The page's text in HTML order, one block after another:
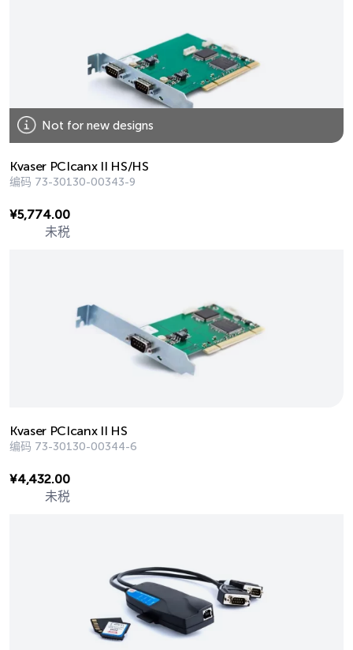
Not for new designs
Kvaser PCIcanx II HS/HS
编码 73-30130-00343-9
¥5,774.00
未税
Kvaser PCIcanx II HS
编码 73-30130-00344-6
¥4,432.00
未税